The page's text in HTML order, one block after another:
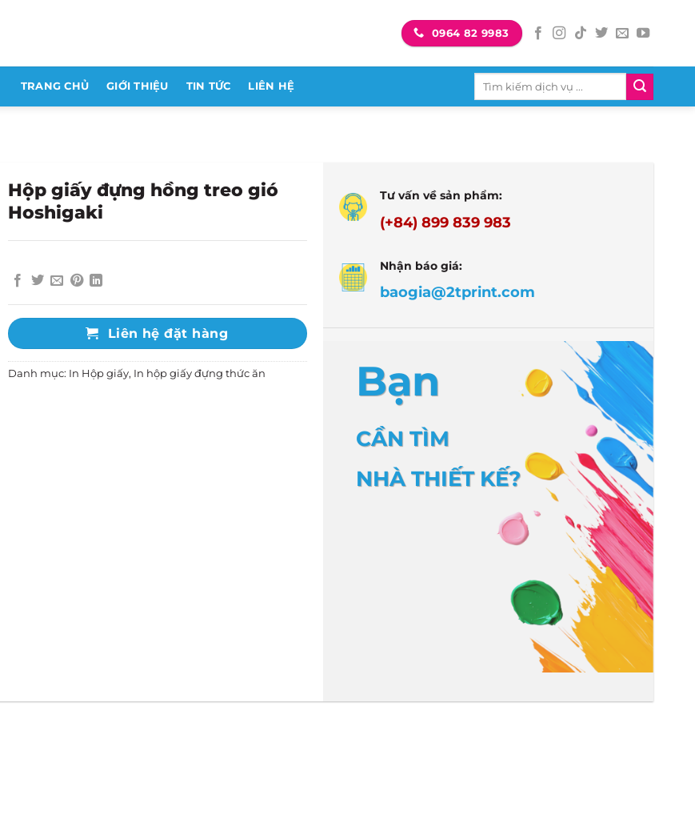
0964 82 9983
TRANG CHỦ GIỚI THIỆU TIN TỨC LIÊN HỆ
Tìm
Hộp giấy đựng hồng treo gió
Hoshigaki
Liên hệ đặt hàng
Danh mục: In Hộp giấy, In hộp giấy đựng thức ăn
Tư vấn về sản phẩm:
(+84) 899 839 983
Nhận báo giá:
baogia@2tprint.com
Bạn
CẦN TÌM
NHÀ THIẾT KẾ?